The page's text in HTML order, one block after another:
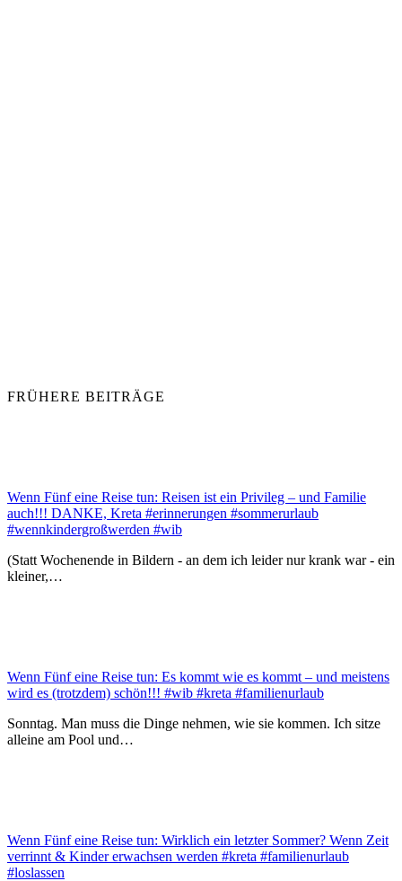
FRÜHERE BEITRÄGE
Wenn Fünf eine Reise tun: Reisen ist ein Privileg – und Familie
auch!!! DANKE, Kreta #erinnerungen #sommerurlaub
#wennkindergroßwerden #wib
(Statt Wochenende in Bildern - an dem ich leider nur krank war - ein
kleiner,…
Wenn Fünf eine Reise tun: Es kommt wie es kommt – und meistens
wird es (trotzdem) schön!!! #wib #kreta #familienurlaub
Sonntag. Man muss die Dinge nehmen, wie sie kommen. Ich sitze
alleine am Pool und…
Wenn Fünf eine Reise tun: Wirklich ein letzter Sommer? Wenn Zeit
verrinnt & Kinder erwachsen werden #kreta #familienurlaub
#loslassen